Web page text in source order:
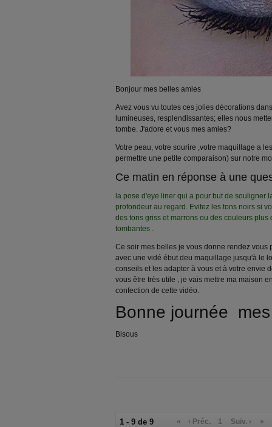
Bonjour mes belles amies
Avez vous vu toutes ces jolies décorations
lumineuses, resplendissantes; elles nous
tombe. J'adore et vous mes amies?
Votre peau, votre sourire ,votre maquillage a
permettre une petite comparaison) sur notre
Ce matin en réponse à une
la pose d'eye liner qui a pour but de souligner
profondeur au regard. Evitez les tons noirs si
des tons griss et marrons ou des couleurs
tombantes .
Ce soir mes belles je vous donne rendez vous
avec une vidé ébut deu maquillage jusqu'à le
conseils et les adapter à vous et à votre envie
vous être très utile , je vais mettre ma maison
confection de cette vidéo.
Bonne journée
Bisous
1 - 9 de 9 « ‹ Préc. 1 Suiv. › »